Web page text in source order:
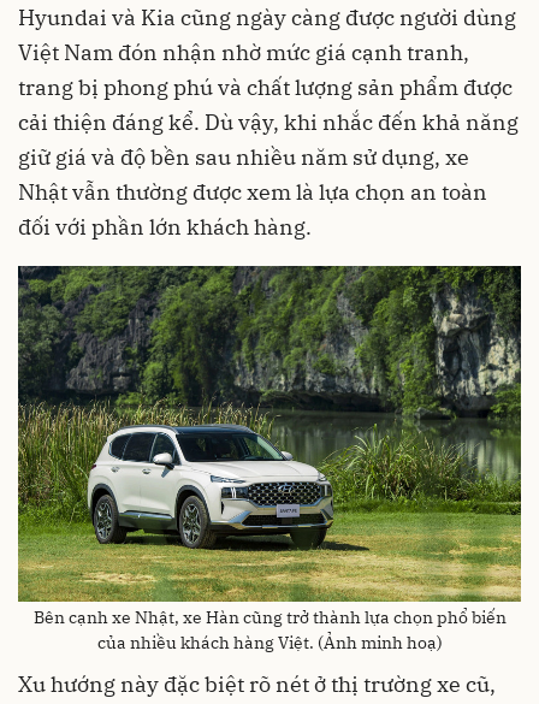
Hyundai và Kia cũng ngày càng được người dùng
Việt Nam đón nhận nhờ mức giá cạnh tranh,
trang bị phong phú và chất lượng sản phẩm được
cải thiện đáng kể. Dù vậy, khi nhắc đến khả năng
giữ giá và độ bền sau nhiều năm sử dụng, xe
Nhật vẫn thường được xem là lựa chọn an toàn
đối với phần lớn khách hàng.
Bên cạnh xe Nhật, xe Hàn cũng trở thành lựa chọn phổ biến
của nhiều khách hàng Việt. (Ảnh minh hoạ)
Xu hướng này đặc biệt rõ nét ở thị trường xe cũ,